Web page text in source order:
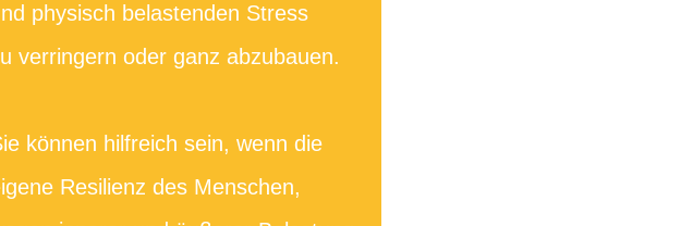
physisch belastenden Stress
verringern oder ganz abzubauen.
können hilfreich sein, wenn die
Resilienz des Menschen,